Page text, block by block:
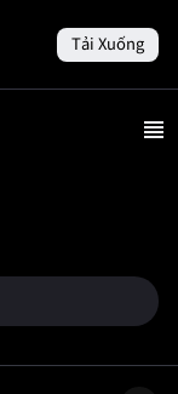
Tải Xuống